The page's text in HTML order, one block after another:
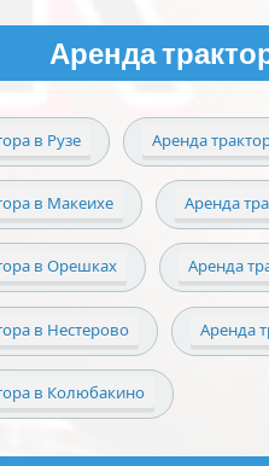
Аренда
в Рузе Аренда
в Макеихе Аренда
в Орешках Аренда
в Нестерово Аренда
в Колюбакино